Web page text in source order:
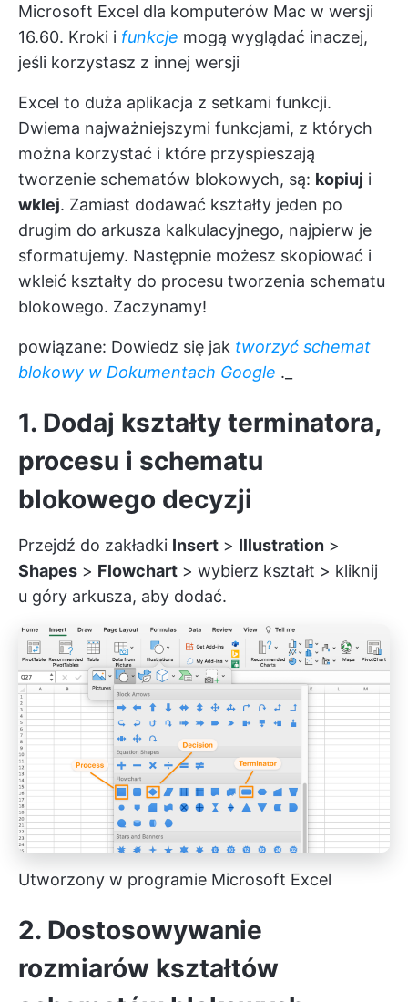
Microsoft Excel dla komputerów Mac w wersji
16.60. Kroki i funkcje mogą wyglądać inaczej,
jeśli korzystasz z innej wersji
Excel to duża aplikacja z setkami funkcji.
Dwiema najważniejszymi funkcjami, z których
można korzystać i które przyspieszają
tworzenie schematów blokowych, są: kopiuj i
wklej. Zamiast dodawać kształty jeden po
drugim do arkusza kalkulacyjnego, najpierw je
sformatujemy. Następnie możesz skopiować i
wkleić kształty do procesu tworzenia schematu
blokowego. Zaczynamy!
powiązane: Dowiedz się jak tworzyć schemat
blokowy w Dokumentach Google ._
1. Dodaj kształty terminatora,
procesu i schematu
blokowego decyzji
Przejdź do zakładki Insert > Illustration >
Shapes > Flowchart > wybierz kształt > kliknij
u góry arkusza, aby dodać.
Utworzony w programie Microsoft Excel
2. Dostosowywanie
rozmiarów kształtów